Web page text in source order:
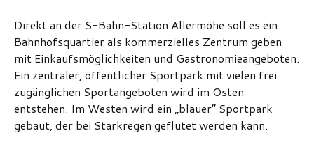
Direkt an der S-Bahn-Station Allermöhe soll es ein
Bahnhofsquartier als kommerzielles Zentrum geben
mit Einkaufsmöglichkeiten und Gastronomieangeboten.
Ein zentraler, öffentlicher Sportpark mit vielen frei
zugänglichen Sportangeboten wird im Osten
entstehen. Im Westen wird ein „blauer“ Sportpark
gebaut, der bei Starkregen geflutet werden kann.